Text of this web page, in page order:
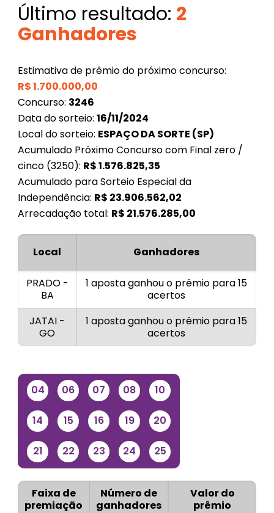
Último resultado: 2
Ganhadores
Estimativa de prêmio do próximo concurso:
R$1.700.000,00
Concurso: 3246
Data do sorteio: 16/11/2024
Local do sorteio: ESPAÇO DA SORTE (SP)
Acumulado Próximo Concurso com Final zero /
cinco (3250): R$1.576.825,35
Acumulado para Sorteio Especial da
Independência: R$ 23.906.562,02
Arrecadação total: R$ 21.576.285,00
Local Ganhadores
PRADO -
BA
1 aposta ganhou o prêmio para 15
acertos
JATAI -
GO
1 aposta ganhou o prêmio para 15
acertos
04 06 07 08 10
14 15 16 19 20
21 22 23 24 25
Faixa de
premiação
Número de
ganhadores
Valor do
prêmio